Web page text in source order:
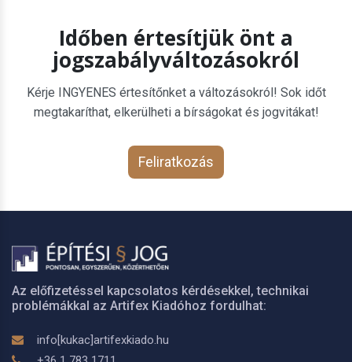
Időben értesítjük önt a
jogszabályváltozásokról
Kérje INGYENES értesítőnket a változásokról! Sok időt
megtakaríthat, elkerülheti a bírságokat és jogvitákat!
Feliratkozás
Az előfizetéssel kapcsolatos kérdésekkel, technikai
problémákkal az Artifex Kiadóhoz fordulhat:
info[kukac]artifexkiado.hu